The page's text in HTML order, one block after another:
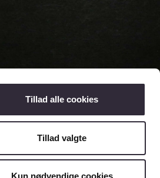
Tillad alle cookies
Tillad valgte
Kun nødvendige cookies